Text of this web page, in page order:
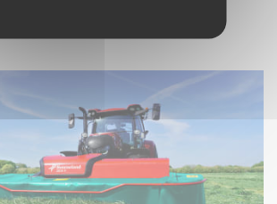
er Stanworth Agricultural, som
Farm i nærheten av Pr...